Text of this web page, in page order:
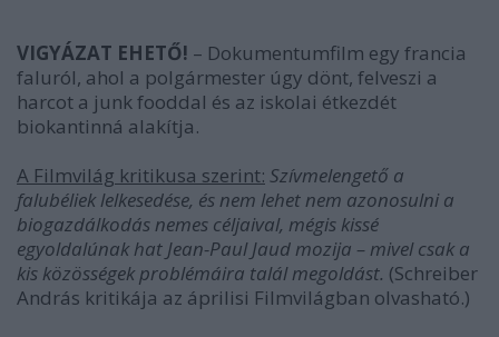
VIGYÁZAT EHETŐ! – Dokumentumfilm egy francia
faluról, ahol a polgármester úgy dönt, felveszi a
harcot a junk fooddal és az iskolai étkezdét
biokantinná alakítja.
A Filmvilág kritikusa szerint: Szívmelengető a
falubéliek lelkesedése, és nem lehet nem azonosulni a
biogazdálkodás nemes céljaival, mégis kissé
egyoldalúnak hat Jean-Paul Jaud mozija – mivel csak a
kis közösségek problémáira talál megoldást. (Schreiber
András kritikája az áprilisi Filmvilágban olvasható.)